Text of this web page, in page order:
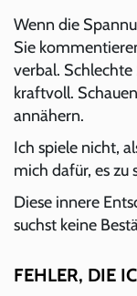
Wenn die
Sie
verbal.
kraftvoll.
annähern.
Ich spiele nicht,
mich dafür, es zu
Diese innere
suchst keine
FEHLER, DIE